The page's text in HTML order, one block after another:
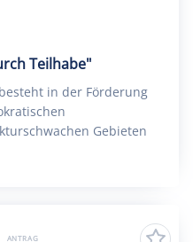
Teilhabe"
in der Förderung
Gebieten
ANTRAG